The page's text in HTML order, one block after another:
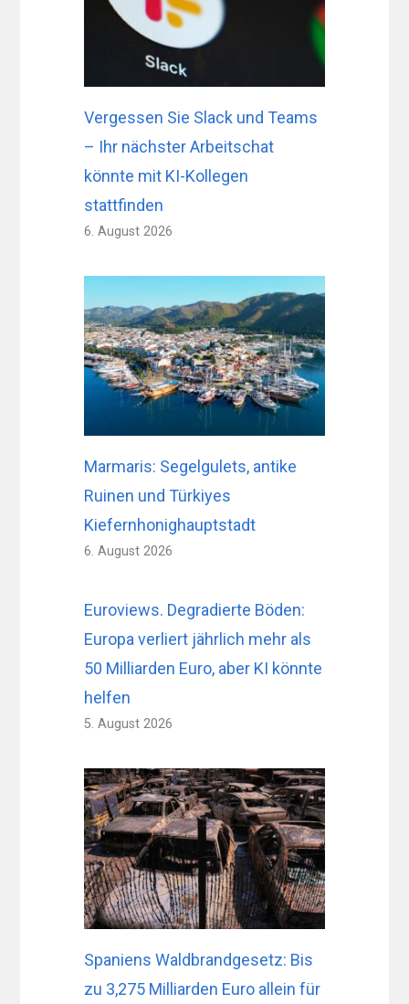
Vergessen Sie Slack und Teams
– Ihr nächster Arbeitschat
könnte mit KI-Kollegen
stattfinden
6. August 2026
Marmaris: Segelgulets, antike
Ruinen und Türkiyes
Kiefernhonighauptstadt
6. August 2026
Euroviews. Degradierte Böden:
Europa verliert jährlich mehr als
50 Milliarden Euro, aber KI könnte
helfen
5. August 2026
Spaniens Waldbrandgesetz: Bis
zu 3,275 Milliarden Euro allein für